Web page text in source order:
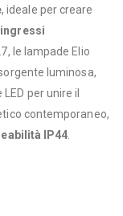
, ideale per creare
le lampade Elio
luminosa,
per unire il
contemporaneo,
IP44